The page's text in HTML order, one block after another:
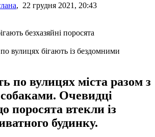
, 22 грудня 2021, 20:43
вулицях бігають із бездомними
по вулицях міста разом з
Очевидці
поросята втекли із
будинку.